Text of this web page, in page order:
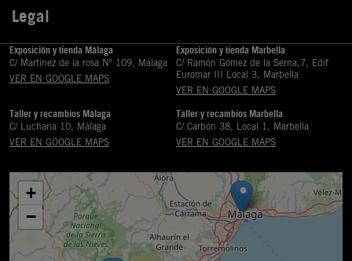
Legal
Exposición y tienda Málaga
C/ Martinez de la rosa Nº 109, Málaga
VER EN GOOGLE MAPS
Exposición y tienda Marbella
C/ Ramón Gómez de la Serna,7, Edif
Euromar III Local 3, Marbella
VER EN GOOGLE MAPS
Taller y recambios Málaga
C/ Luchana 10, Málaga
VER EN GOOGLE MAPS
Taller y recambios Marbella
C/ Carbón 38, Local 1, Marbella
VER EN GOOGLE MAPS
+
−